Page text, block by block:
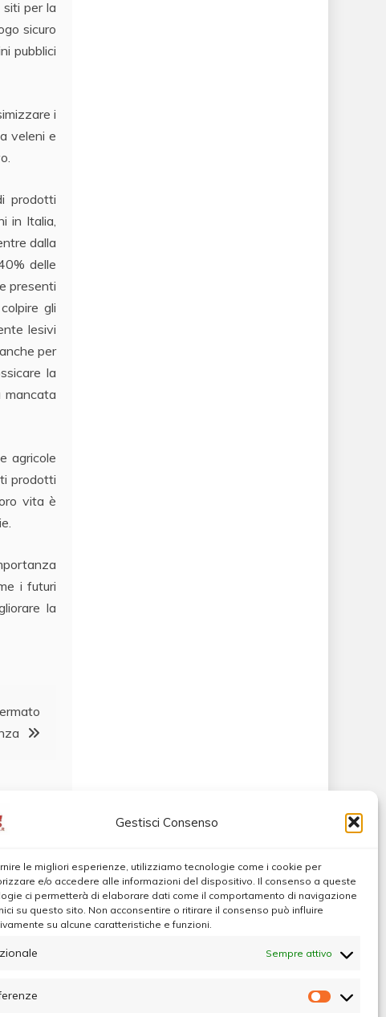
Gestisci Consenso
le migliori esperienze, utilizziamo tecnologie come i cookie per
e/o accedere alle informazioni del dispositivo. Il consenso a queste
ci permetterà di elaborare dati come il comportamento di navigazione
su questo sito. Non acconsentire o ritirare il consenso può influire
su alcune caratteristiche e funzioni.
Sempre attivo
per la
sicuro
pubblici
i
veleni e
prodotti
in Italia,
dalla
delle
presenti
gli
lesivi
per
la
mancata
agricole
prodotti
vita è
i futuri
la